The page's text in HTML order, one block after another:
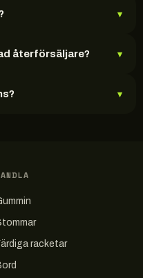
▾
återförsäljare? ▾
▾
racketar